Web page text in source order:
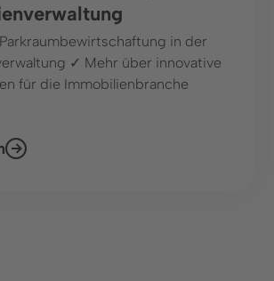
in der
✓ Mehr über innovative
für die Immobilienbranche